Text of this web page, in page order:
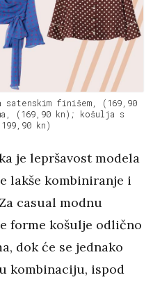
satenskim finišem, (169,90
(169,90 kn); košulja s
kn)
je lepršavost modela
lakše kombiniranje i
casual modnu
forme košulje odlično
dok će se jednako
kombinaciju, ispod